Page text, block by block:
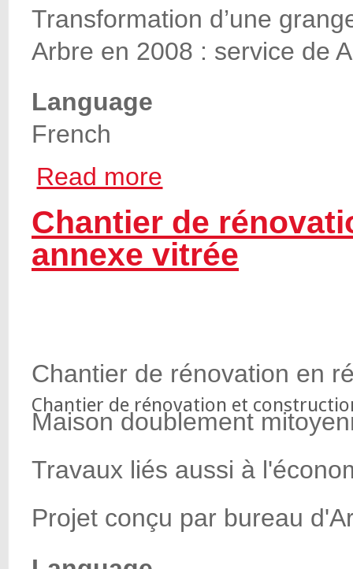
Transformation d’une
Arbre en 2008 : service de
Language
French
Read more
Chantier de
annexe vitrée
Chantier de rénovation et
Chantier de rénovation en
Maison doublement
Travaux liés aussi à
Projet conçu par bureau